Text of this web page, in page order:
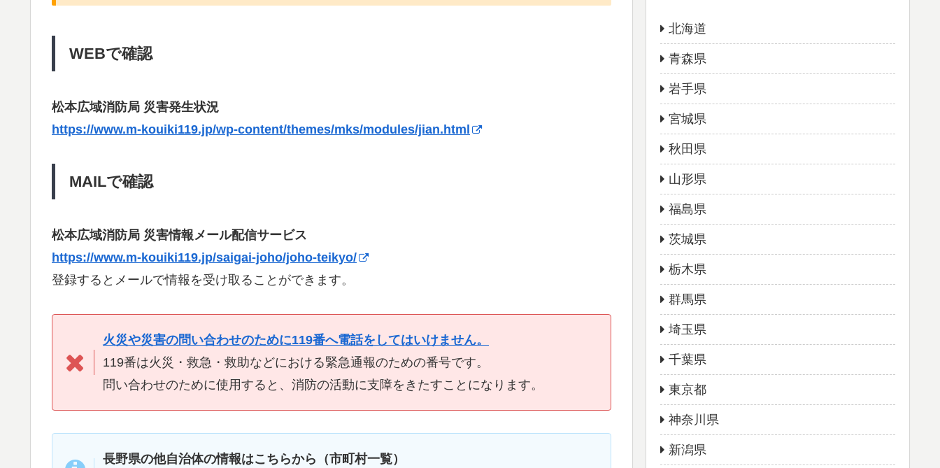
WEBで確認
松本広域消防局 災害発生状況
https://www.m-kouiki119.jp/wp-content/themes/mks/modules/jian.html
MAILで確認
松本広域消防局 災害情報メール配信サービス
https://www.m-kouiki119.jp/saigai-joho/joho-teikyo/
登録するとメールで情報を受け取ることができます。
火災や災害の問い合わせのために119番へ電話をしてはいけません。
119番は火災・救急・救助などにおける緊急通報のための番号です。
問い合わせのために使用すると、消防の活動に支障をきたすことになります。
長野県の他自治体の情報はこちらから（市町村一覧）
北海道
青森県
岩手県
宮城県
秋田県
山形県
福島県
茨城県
栃木県
群馬県
埼玉県
千葉県
東京都
神奈川県
新潟県